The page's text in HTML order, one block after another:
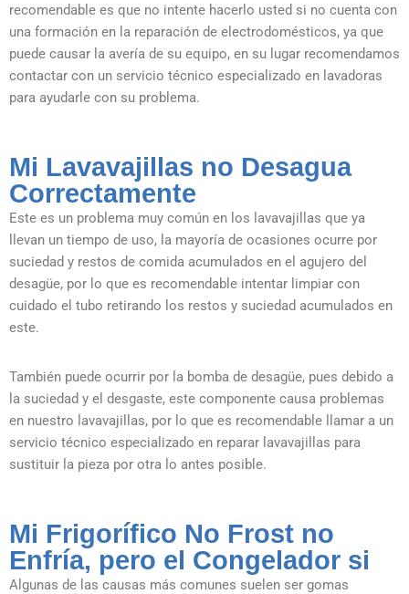
recomendable es que no intente hacerlo usted si no cuenta con
una formación en la reparación de electrodomésticos, ya que
puede causar la avería de su equipo, en su lugar recomendamos
contactar con un servicio técnico especializado en lavadoras
para ayudarle con su problema.
Mi Lavavajillas no Desagua
Correctamente
Este es un problema muy común en los lavavajillas que ya
llevan un tiempo de uso, la mayoría de ocasiones ocurre por
suciedad y restos de comida acumulados en el agujero del
desagüe, por lo que es recomendable intentar limpiar con
cuidado el tubo retirando los restos y suciedad acumulados en
este.
También puede ocurrir por la bomba de desagüe, pues debido a
la suciedad y el desgaste, este componente causa problemas
en nuestro lavavajillas, por lo que es recomendable llamar a un
servicio técnico especializado en reparar lavavajillas para
sustituir la pieza por otra lo antes posible.
Mi Frigorífico No Frost no
Enfría, pero el Congelador si
Algunas de las causas más comunes suelen ser gomas